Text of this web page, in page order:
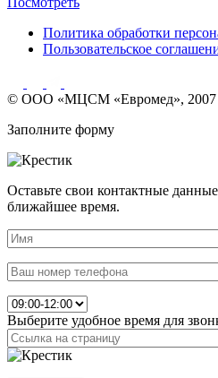
Политика обработки
Пользовательское
© ООО «МЦСМ «Евромед», 2007
Заполните форму
Оставьте свои контактные
ближайшее время.
Выберите удобное время для